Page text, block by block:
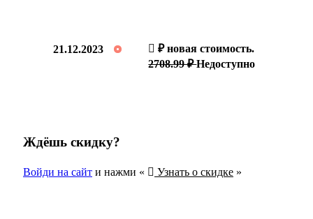
21.12.2023
₽ новая стоимость.
2708.99 ₽Недоступно
Ждёшь скидку?
Войди на сайт и нажми « Узнать о скидке »